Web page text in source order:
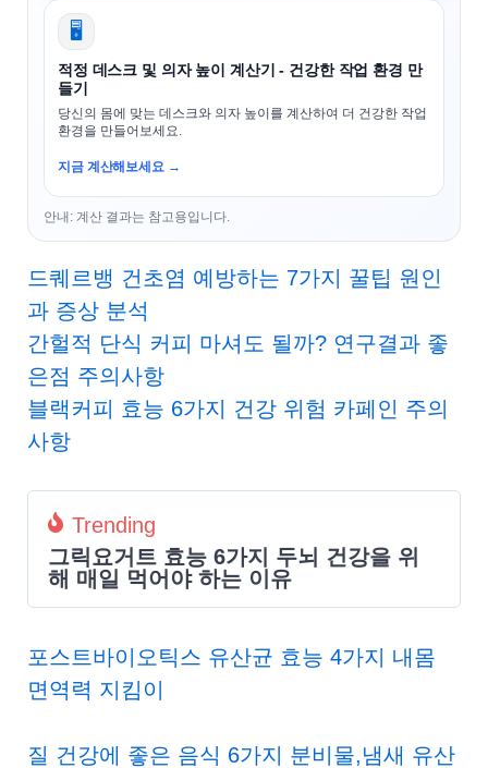
🖥️
적정 데스크 및 의자 높이 계산기 - 건강한 작업 환경 만
들기
당신의 몸에 맞는 데스크와 의자 높이를 계산하여 더 건강한 작업
환경을 만들어보세요.
지금 계산해보세요 →
안내: 계산 결과는 참고용입니다.
드퀘르뱅 건초염 예방하는 7가지 꿀팁 원인
과 증상 분석
간헐적 단식 커피 마셔도 될까? 연구결과 좋
은점 주의사항
블랙커피 효능 6가지 건강 위험 카페인 주의
사항
Trending
그릭요거트 효능 6가지 두뇌 건강을 위
해 매일 먹어야 하는 이유
포스트바이오틱스 유산균 효능 4가지 내몸
면역력 지킴이
질 건강에 좋은 음식 6가지 분비물,냄새 유산